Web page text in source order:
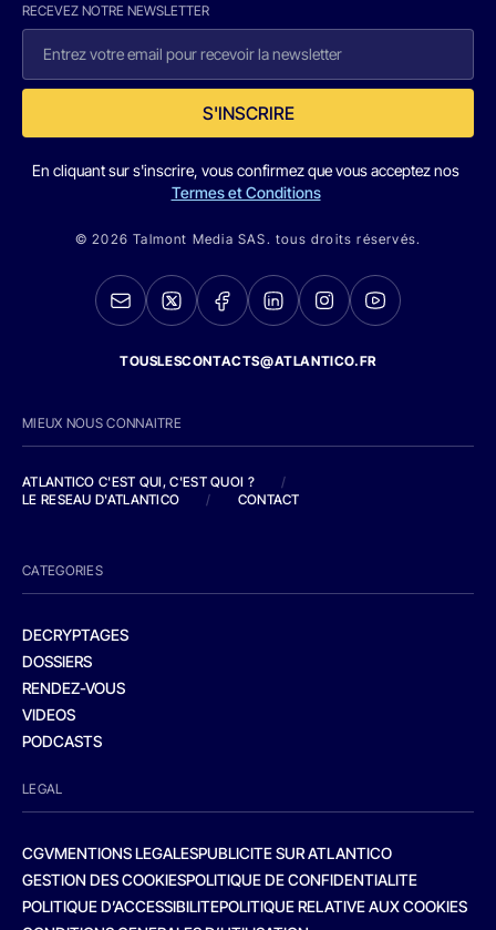
RECEVEZ NOTRE NEWSLETTER
S'INSCRIRE
En cliquant sur s'inscrire, vous confirmez que vous acceptez nos
Termes et Conditions
© 2026 Talmont Media SAS. tous droits réservés.
TOUSLESCONTACTS@ATLANTICO.FR
MIEUX NOUS CONNAITRE
ATLANTICO C'EST QUI, C'EST QUOI ?
/
LE RESEAU D'ATLANTICO
/ CONTACT
CATEGORIES
DECRYPTAGES
DOSSIERS
RENDEZ-VOUS
VIDEOS
PODCASTS
LEGAL
CGVMENTIONS LEGALESPUBLICITE SUR ATLANTICO
GESTION DES COOKIESPOLITIQUE DE CONFIDENTIALITE
POLITIQUE D’ACCESSIBILITEPOLITIQUE RELATIVE AUX COOKIES